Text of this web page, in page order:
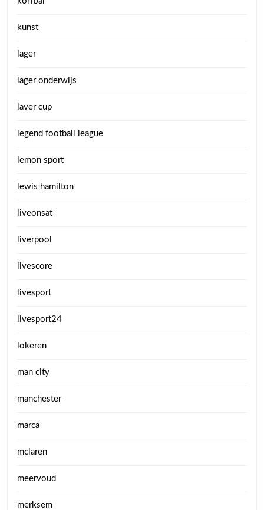
kunst
lager
lager onderwijs
laver cup
legend football league
lemon sport
lewis hamilton
liveonsat
liverpool
livescore
livesport
livesport24
lokeren
man city
manchester
marca
mclaren
meervoud
merksem